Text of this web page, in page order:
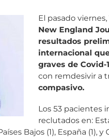
El pasado viernes,
New England
resultados
internacional
graves de Covid-
con remdesivir a
compasivo.
Los 53 pacientes
reclutados en:
Bajos (1), España (1), y